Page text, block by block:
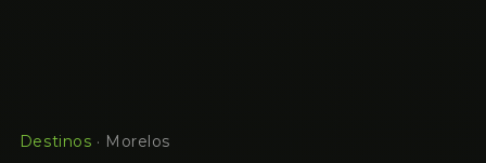
Destinos · Morelos